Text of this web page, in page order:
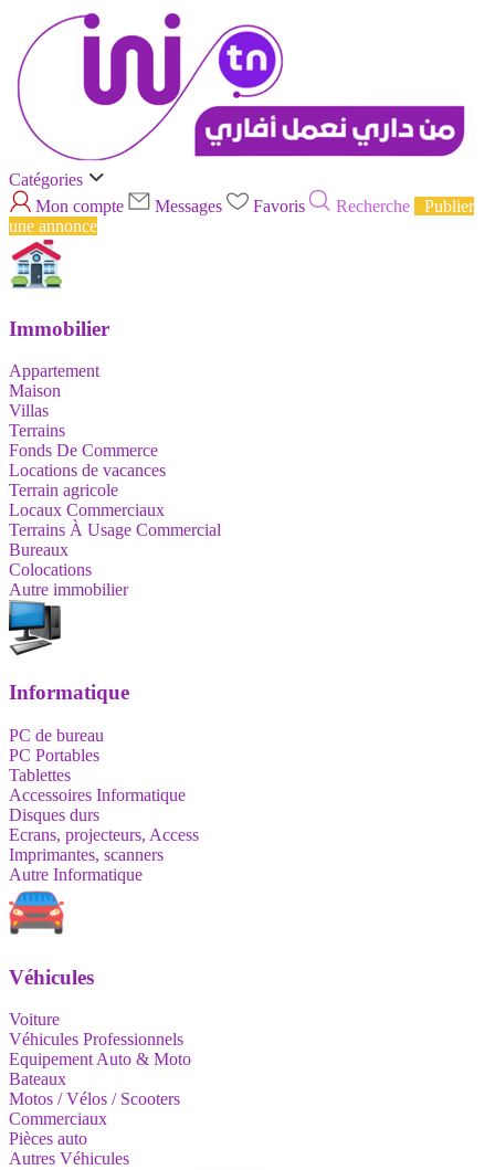
Catégories
Mon compte
Messages Favoris Recherche
Publier
une annonce
Immobilier
Appartement
Maison
Villas
Terrains
Fonds De Commerce
Locations de vacances
Terrain agricole
Locaux Commerciaux
Terrains À Usage Commercial
Bureaux
Colocations
Autre immobilier
Informatique
PC de bureau
PC Portables
Tablettes
Accessoires Informatique
Disques durs
Ecrans, projecteurs, Access
Imprimantes, scanners
Autre Informatique
Véhicules
Voiture
Véhicules Professionnels
Equipement Auto & Moto
Bateaux
Motos / Vélos / Scooters
Commerciaux
Pièces auto
Autres Véhicules